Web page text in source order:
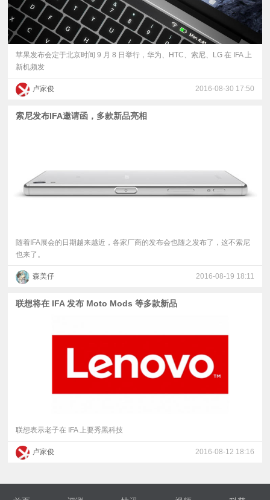
苹果发布会定于北京时间 9 月 8 日举行，华为、HTC、索尼、LG 在 IFA 上
新机频发
卢家俊 2016-08-30 17:50
索尼发布IFA邀请函，多款新品亮相
随着IFA展会的日期越来越近，各家厂商的发布会也随之发布了，这不索尼
也来了。
森美仔 2016-08-19 18:11
联想将在 IFA 发布 Moto Mods 等多款新品
联想表示老子在 IFA 上要秀黑科技
卢家俊 2016-08-12 18:16